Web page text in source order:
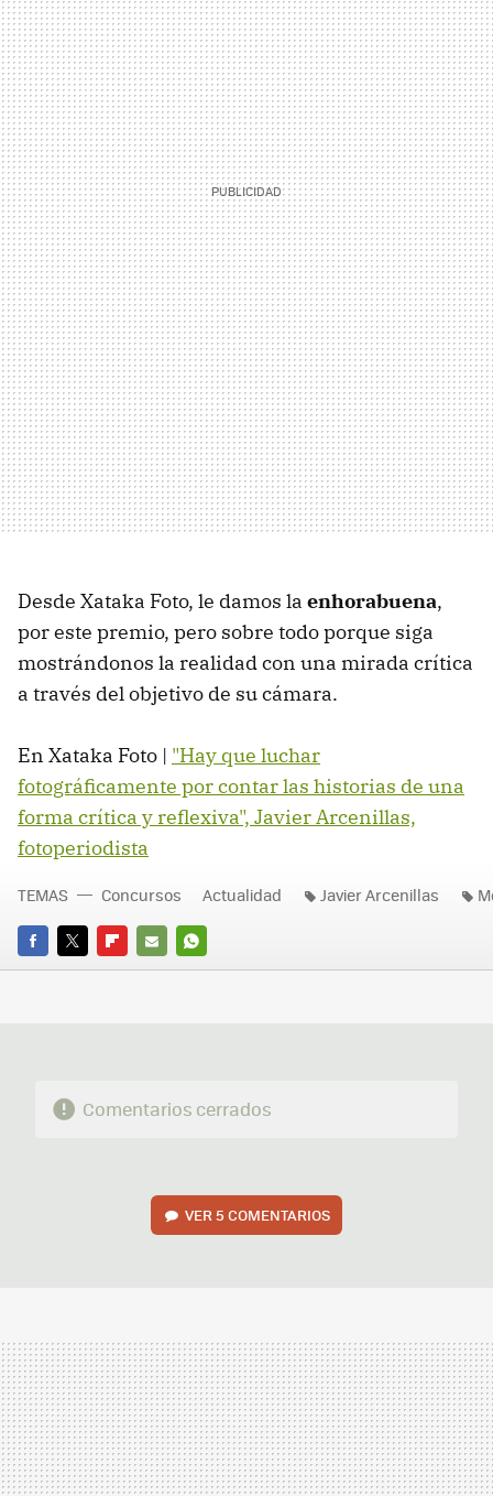
Desde Xataka Foto, le damos la enhorabuena,
por este premio, pero sobre todo porque siga
mostrándonos la realidad con una mirada crítica
a través del objetivo de su cámara.
En Xataka Foto | "Hay que luchar
fotográficamente por contar las historias de una
forma crítica y reflexiva", Javier Arcenillas,
fotoperiodista
FACEBOOK
TWITTERFLIPBOARD
E-
WHATSAPP
TEMAS Concursos Actualidad Javier Arcenillas
Comentarios cerrados
VER5 COMENTARIOS